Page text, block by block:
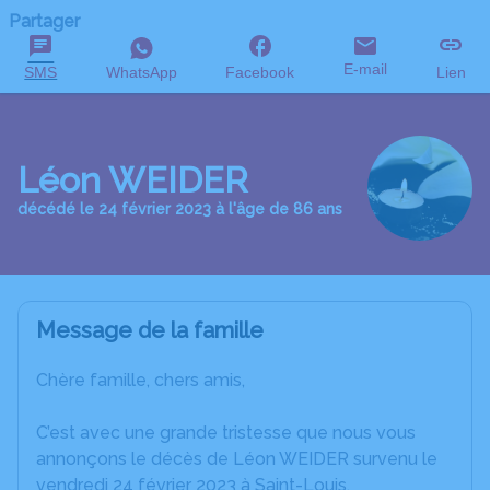
Partager
SMS WhatsApp Facebook E-mail Lien
Léon WEIDER
décédé le 24 février 2023 à l'âge de 86 ans
Message de la famille
Chère famille, chers amis,
C’est avec une grande tristesse que nous vous
annonçons le décès de Léon WEIDER survenu le
vendredi 24 février 2023 à Saint-Louis.